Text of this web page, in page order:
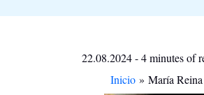
22.08.2024-4 minutes of
Inicio
María Reina